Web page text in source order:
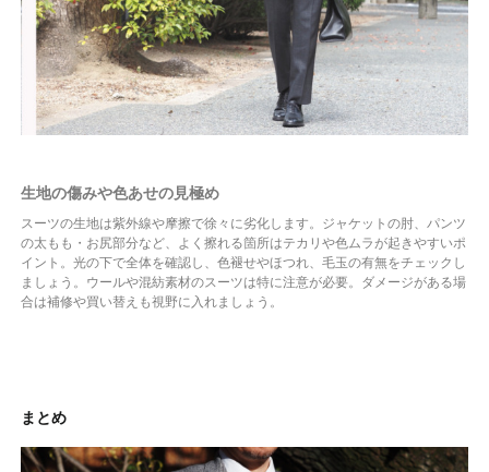
生地の傷みや色あせの見極め
スーツの生地は紫外線や摩擦で徐々に劣化します。ジャケットの肘、パンツ
の太もも・お尻部分など、よく擦れる箇所はテカリや色ムラが起きやすいポ
イント。光の下で全体を確認し、色褪せやほつれ、毛玉の有無をチェックし
ましょう。ウールや混紡素材のスーツは特に注意が必要。ダメージがある場
合は補修や買い替えも視野に入れましょう。
まとめ